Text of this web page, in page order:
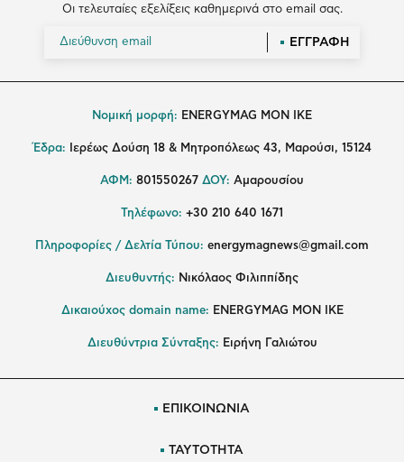
Οι τελευταίες εξελίξεις καθημερινά στο email σας.
ΕΓΓΡΑΦΗ
Νομική μορφή: ENERGYMAG MON IKE
Έδρα: Ιερέως Δούση 18 & Μητροπόλεως 43, Μαρούσι, 15124
ΑΦΜ: 801550267 ΔΟΥ: Αμαρουσίου
Τηλέφωνο: +30 210 640 1671
Πληροφορίες / Δελτία Τύπου: energymagnews@gmail.com
Διευθυντής: Νικόλαος Φιλιππίδης
Δικαιούχος domain name: ENERGYMAG ΜΟΝ ΙΚΕ
Διευθύντρια Σύνταξης: Ειρήνη Γαλιώτου
ΕΠΙΚΟΙΝΩΝΙΑ
ΤΑΥΤΟΤΗΤΑ